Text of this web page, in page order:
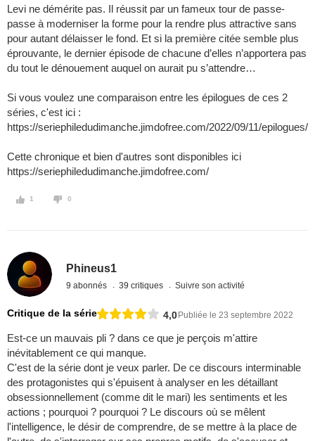
Levi ne démérite pas. Il réussit par un fameux tour de passe-
passe à moderniser la forme pour la rendre plus attractive sans
pour autant délaisser le fond. Et si la première citée semble plus
éprouvante, le dernier épisode de chacune d’elles n’apportera pas
du tout le dénouement auquel on aurait pu s’attendre…
Si vous voulez une comparaison entre les épilogues de ces 2
séries, c'est ici :
https://seriephiledudimanche.jimdofree.com/2022/09/11/epilogues/
Cette chronique et bien d'autres sont disponibles ici
https://seriephiledudimanche.jimdofree.com/
1 0
Phineus1
9 abonnés 39 critiques Suivre son activité
Critique de la série 4,0Publiée le 23 septembre 2022
Est-ce un mauvais pli ? dans ce que je perçois m'attire
inévitablement ce qui manque.
C'est de la série dont je veux parler. De ce discours interminable
des protagonistes qui s'épuisent à analyser en les détaillant
obsessionnellement (comme dit le mari) les sentiments et les
actions ; pourquoi ? pourquoi ? Le discours où se mêlent
l'intelligence, le désir de comprendre, de se mettre à la place de